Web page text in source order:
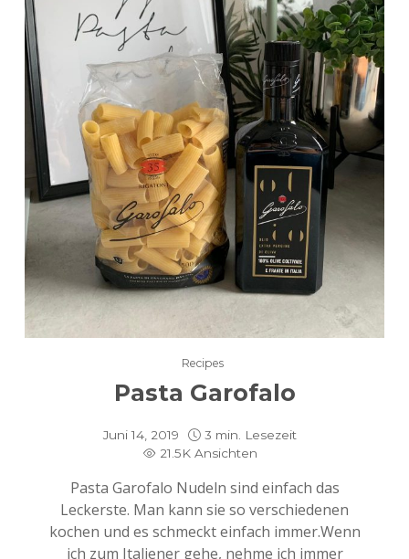
Recipes
Pasta Garofalo
Juni 14, 2019
3 min. Lesezeit
21.5K Ansichten
Pasta Garofalo Nudeln sind einfach das
Leckerste. Man kann sie so verschiedenen
kochen und es schmeckt einfach immer.Wenn
ich zum Italiener gehe, nehme ich immer